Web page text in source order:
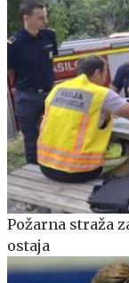
Požarna straža
ostaja